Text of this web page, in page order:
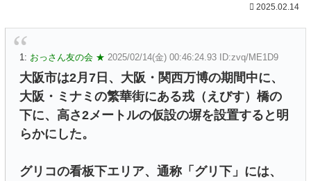
2025.02.14
1: おっさん友の会 ★ 2025/02/14(金) 00:46:24.93 ID:zvq/ME1D9
大阪市は2月7日、大阪・関西万博の期間中に、
大阪・ミナミの繁華街にある戎（えびす）橋の
下に、高さ2メートルの仮設の塀を設置すると明
らかにした。
グリコの看板下エリア、通称「グリ下」には、